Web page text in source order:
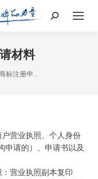
Search:
材料
标注册申…
户营业执照、个人身份
申请的）、申请书以及
：营业执照副本复印